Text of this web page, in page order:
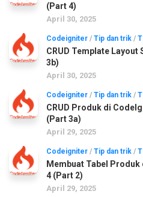
(Part 4)
April 30, 2025
Codeigniter / Tip dan trik /
CRUD Template
3b)
April 30, 2025
Codeigniter / Tip dan trik /
CRUD Produk di
(Part 3a)
April 29, 2025
Codeigniter / Tip dan trik /
Membuat Tabel
4 (Part 2)
April 29, 2025